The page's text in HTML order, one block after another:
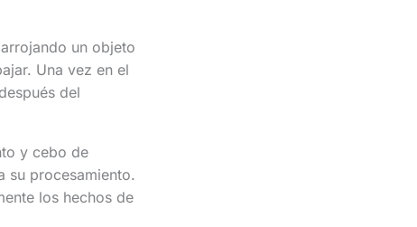
un objeto
Una vez en el
del
y cebo de
su procesamiento.
los hechos de